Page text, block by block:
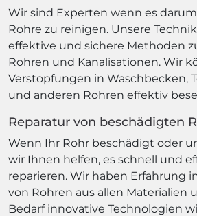
Wir sind Experten wenn es
Rohre zu reinigen. Unsere
effektive und sichere Methoden
Rohren und Kanalisationen. Wir
Verstopfungen in Waschbecken,
und anderen Rohren effektiv
Reparatur von beschädigten
Wenn Ihr Rohr beschädigt oder
wir Ihnen helfen, es schnell und
reparieren. Wir haben Erfahrung
von Rohren aus allen Materialien
Bedarf innovative Technologien